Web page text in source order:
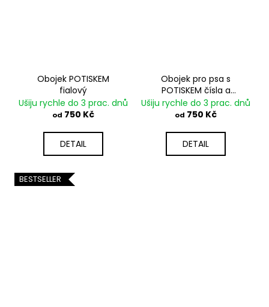
Obojek POTISKEM
fialový
Ušiju rychle do 3 prac. dnů
od 750 Kč
DETAIL
Obojek pro psa s
POTISKEM čísla a
jména
Ušiju rychle do 3 prac. dnů
od 750 Kč
DETAIL
BESTSELLER